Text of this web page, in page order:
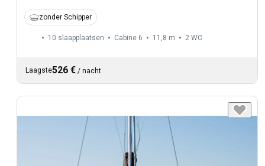
zonder Schipper
10 slaapplaatsen Cabine 6 11,8 m 2 WC
Laagste526 € / nacht